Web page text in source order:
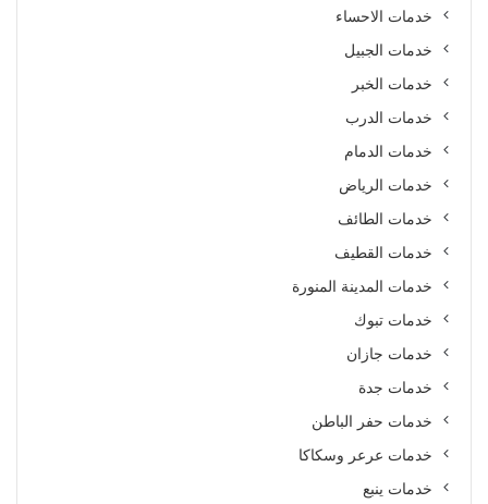
خدمات الاحساء
خدمات الجبيل
خدمات الخبر
خدمات الدرب
خدمات الدمام
خدمات الرياض
خدمات الطائف
خدمات القطيف
خدمات المدينة المنورة
خدمات تبوك
خدمات جازان
خدمات جدة
خدمات حفر الباطن
خدمات عرعر وسكاكا
خدمات ينبع